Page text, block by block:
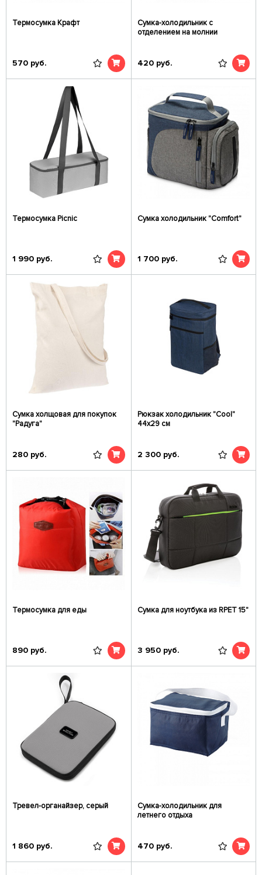
Термосумка Крафт
570 руб.
Сумка-холодильник с
отделением на молнии
420 руб.
Термосумка Picnic
1 990 руб.
Сумка холодильник "Comfort"
1 700 руб.
Сумка холщовая для покупок
"Радуга"
280 руб.
Рюкзак холодильник "Cool"
44х29 см
2 300 руб.
Термосумка для еды
890 руб.
Сумка для ноутбука из RPET 15"
3 950 руб.
Тревел-органайзер, серый
1 860 руб.
Сумка-холодильник для
летнего отдыха
470 руб.